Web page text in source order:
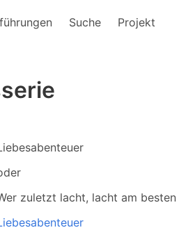
Suche Projekt
zuletzt lacht, lacht am besten